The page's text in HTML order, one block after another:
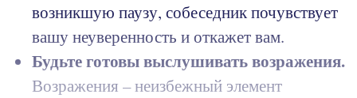
возникшую паузу, собеседник почувствует
вашу неуверенность и откажет вам.
Будьте готовы выслушивать возражения.
Возражения – неизбежный элемент